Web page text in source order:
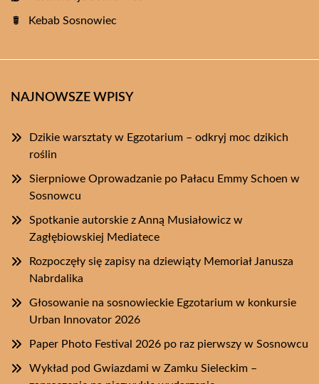
Kebab Sosnowiec
NAJNOWSZE WPISY
Dzikie warsztaty w Egzotarium – odkryj moc dzikich
roślin
Sierpniowe Oprowadzanie po Pałacu Emmy Schoen w
Sosnowcu
Spotkanie autorskie z Anną Musiałowicz w
Zagłębiowskiej Mediatece
Rozpoczęły się zapisy na dziewiąty Memoriał Janusza
Nabrdalika
Głosowanie na sosnowieckie Egzotarium w konkursie
Urban Innovator 2026
Paper Photo Festival 2026 po raz pierwszy w Sosnowcu
Wykład pod Gwiazdami w Zamku Sieleckim –